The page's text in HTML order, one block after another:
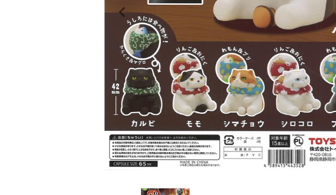
よくあるご質問
ご利用ガイド